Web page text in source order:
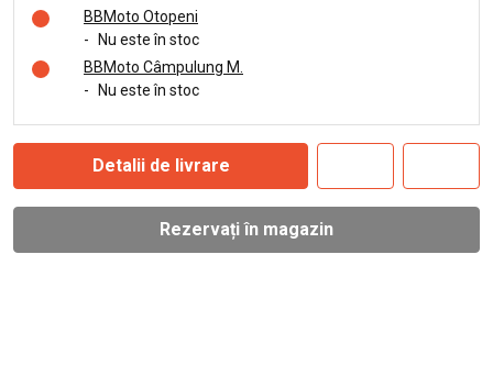
BBMoto Otopeni
-
Nu este în stoc
BBMoto Câmpulung M.
-
Nu este în stoc
Detalii de livrare
Rezervați în magazin